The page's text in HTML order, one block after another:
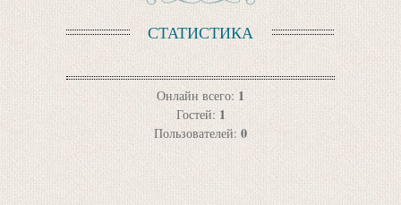
СТАТИСТИКА
Онлайн всего: 1
Гостей:1
Пользователей: 0